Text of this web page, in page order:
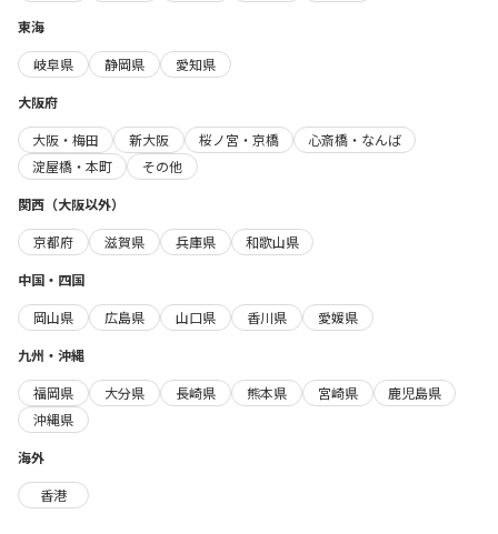
東海
岐阜県
静岡県
愛知県
大阪府
大阪・梅田
新大阪 桜ノ宮・京橋
心斎橋・なんば
淀屋橋・本町
その他
関西（大阪以外）
京都府
滋賀県 兵庫県
和歌山県
中国・四国
岡山県
広島県 山口県 香川県
愛媛県
九州・沖縄
福岡県
大分県 長崎県 熊本県 宮崎県
鹿児島県
沖縄県
海外
香港